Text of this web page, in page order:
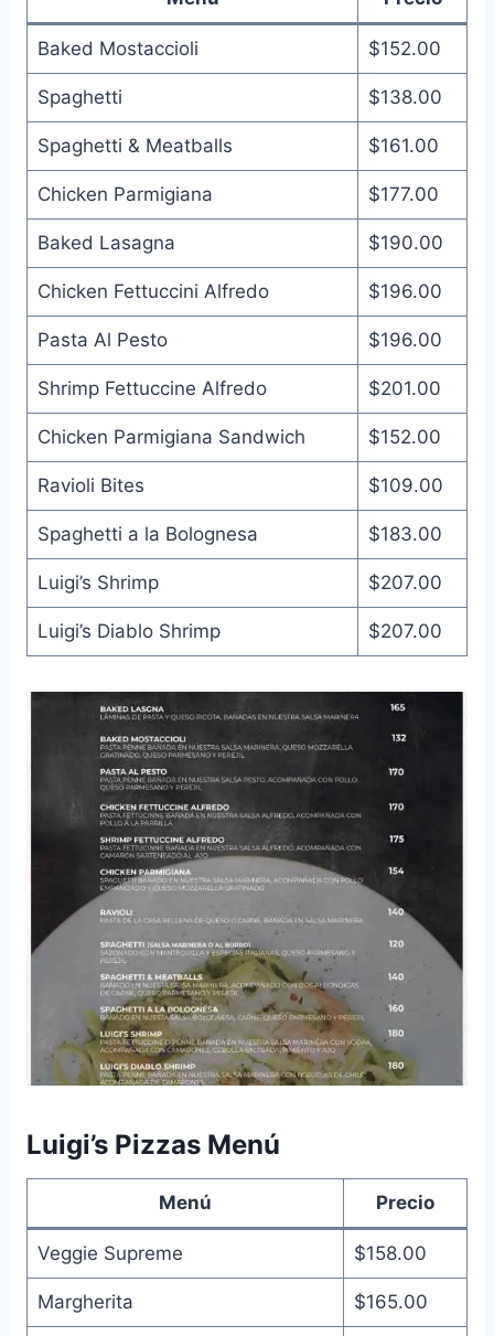
Baked Mostaccioli $152.00
Spaghetti $138.00
Spaghetti & Meatballs $161.00
Chicken Parmigiana $177.00
Baked Lasagna $190.00
Chicken Fettuccini Alfredo $196.00
Pasta Al Pesto $196.00
Shrimp Fettuccine Alfredo $201.00
Chicken Parmigiana Sandwich $152.00
Ravioli Bites $109.00
Spaghetti a la Bolognesa $183.00
Luigi’s Shrimp $207.00
Luigi’s Diablo Shrimp $207.00
Luigi’s Pizzas Menú
Menú Precio
Veggie Supreme $158.00
Margherita $165.00